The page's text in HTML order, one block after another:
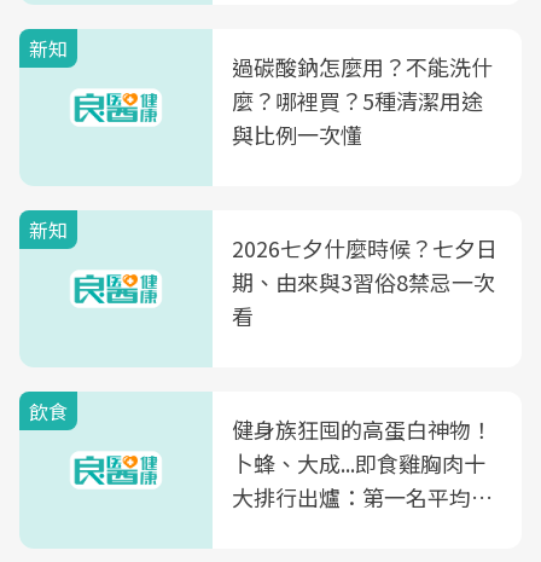
新知
過碳酸鈉怎麼用？不能洗什
麼？哪裡買？5種清潔用途
與比例一次懂
新知
2026七夕什麼時候？七夕日
期、由來與3習俗8禁忌一次
看
飲食
健身族狂囤的高蛋白神物！
卜蜂、大成...即食雞胸肉十
大排行出爐：第一名平均一